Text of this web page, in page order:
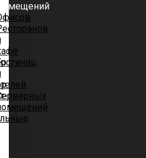
Помещений